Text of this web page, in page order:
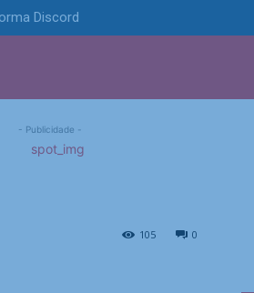
Discord
- Publicidade -
zóster
0
105